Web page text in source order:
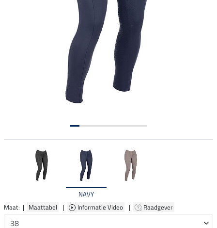
NAVY
Maat: | Maattabel | Informatie Video | Raadgever